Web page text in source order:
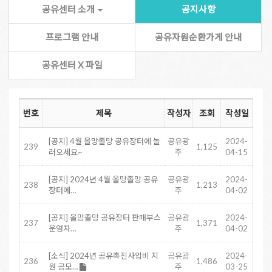
공유센터 소개 공지사항
프로그램 안내 공유자원순환가게 안내
공유센터 X 파일
번호 제목 작성자 조회 작성일
239
[공지] 4월 올망졸망 공유장터에 놀
러오세요~
공유광
주
1,125
2024-
04-15
238
[공지] 2024년 4월 올망졸망 공유
장터에…
공유광
주
1,213
2024-
04-02
237
[공지] 올망졸망 공유장터 판매부스
운영자…
공유광
주
1,371
2024-
04-02
236
[소식] 2024년 공유촉진사업비 지
원 공모…
공유광
주
1,486
2024-
03-25